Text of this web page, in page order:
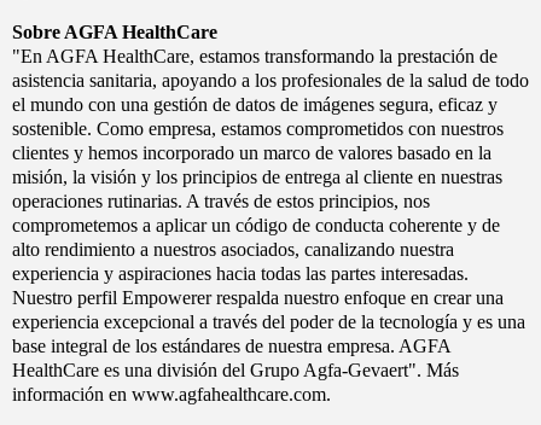
Sobre AGFA HealthCare
"En AGFA HealthCare, estamos transformando la prestación de
asistencia sanitaria, apoyando a los profesionales de la salud de todo
el mundo con una gestión de datos de imágenes segura, eficaz y
sostenible. Como empresa, estamos comprometidos con nuestros
clientes y hemos incorporado un marco de valores basado en la
misión, la visión y los principios de entrega al cliente en nuestras
operaciones rutinarias. A través de estos principios, nos
comprometemos a aplicar un código de conducta coherente y de
alto rendimiento a nuestros asociados, canalizando nuestra
experiencia y aspiraciones hacia todas las partes interesadas.
Nuestro perfil Empowerer respalda nuestro enfoque en crear una
experiencia excepcional a través del poder de la tecnología y es una
base integral de los estándares de nuestra empresa. AGFA
HealthCare es una división del Grupo Agfa-Gevaert". Más
información en www.agfahealthcare.com.